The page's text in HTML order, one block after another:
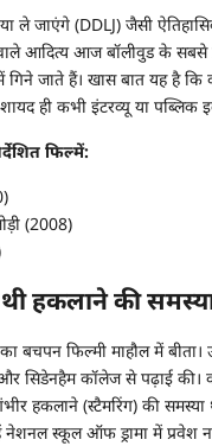
ले जाएंगे (DDLJ) जैसी
आदित्य आज बॉलीवुड के सबसे
गिने जाते हैं। खास बात यह है
ही कभी इंटरव्यू या
फिल्में:
(2008)
हकलाने की
बचपन फिल्मी माहौल में बीता।
सिडेनहैम कॉलेज से पढ़ाई की।
हकलाने (स्टैमरिंग) की समस्या
नेशनल स्कूल ऑफ ड्रामा में प्रवेश